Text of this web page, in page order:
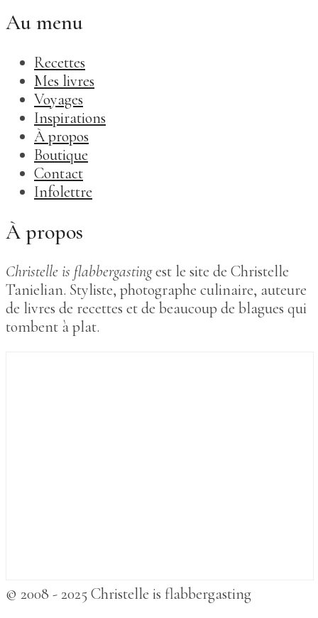
Au menu
Recettes
Mes livres
Voyages
Inspirations
À propos
Boutique
Contact
Infolettre
À propos
Christelle is flabbergastingest le site de Christelle
Tanielian. Styliste, photographe culinaire, auteure
de livres de recettes et de beaucoup de blagues qui
tombent à plat.
© 2008 - 2025 Christelle is flabbergasting